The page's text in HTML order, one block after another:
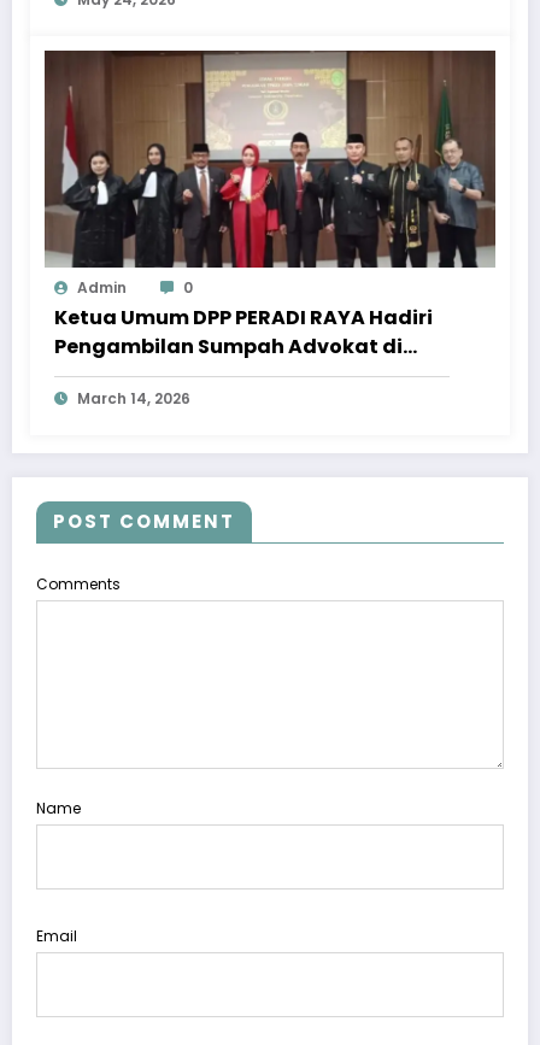
Admin 0
Ketua Umum DPP PERADI RAYA Hadiri
Pengambilan Sumpah Advokat di
Pengadilan Tinggi Jawa Tengah
March 14, 2026
POST COMMENT
Comments
Name
Email